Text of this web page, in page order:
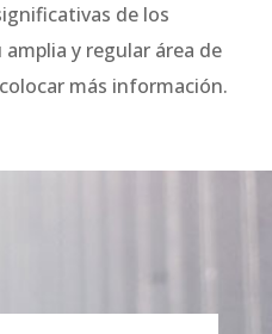
de los
y regular área de
más información.